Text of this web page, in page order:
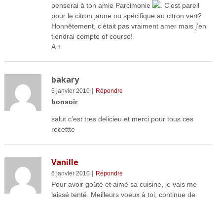
penserai à ton amie Parcimonie
. C’est pareil
pour le citron jaune ou spécifique au citron vert?
Honnêtement, c’était pas vraiment amer mais j’en
tiendrai compte of course!
A +
bakary
5 janvier 2010| Répondre
bonsoir
salut c’est tres delicieu et merci pour tous ces
recettte
Vanille
6 janvier 2010| Répondre
Pour avoir goûté et aimé sa cuisine, je vais me
laissé tenté. Meilleurs voeux à toi, continue de